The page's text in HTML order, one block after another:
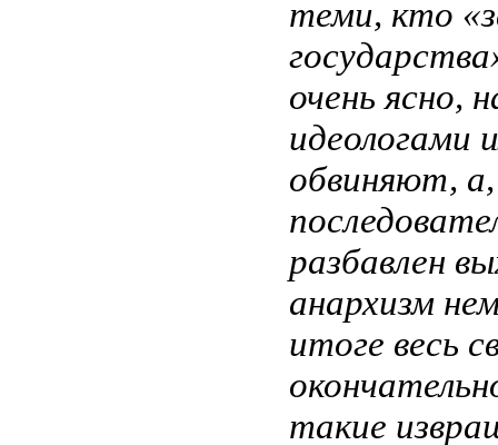
теми, кто
очень ясно,
идеологами
обвиняют, а,
разбавлен
анархизм
итоге весь
такие